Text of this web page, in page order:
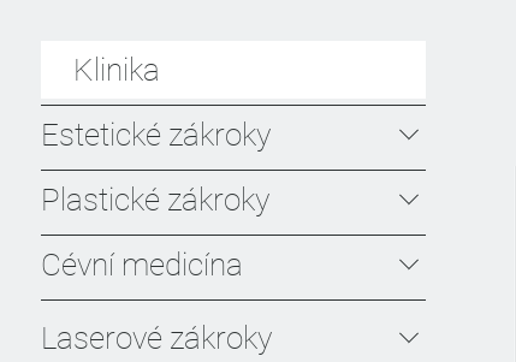
Klinika
Estetické zákroky
Plastické zákroky
Cévní medicína
Laserové zákroky